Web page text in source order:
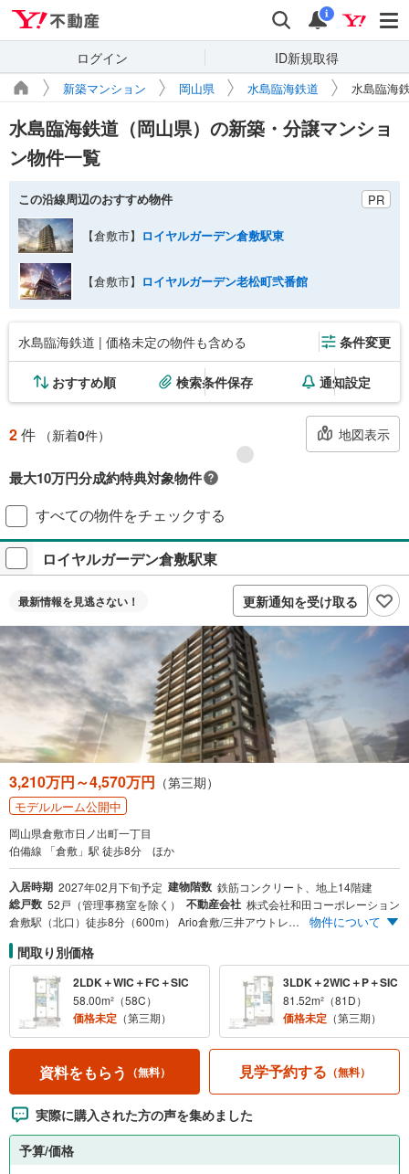
検索 通知
i
ログイン ID新規取得
新築マンション 岡山県 水島臨海鉄道 水島臨海
水島臨海鉄道（岡山県）の新築・分譲マンショ
ン物件一覧
この沿線周辺のおすすめ物件 PR
【倉敷市】 ロイヤルガーデン倉敷駅東
【倉敷市】 ロイヤルガーデン老松町弐番館
水島臨海鉄道 | 価格未定の物件も含める 条件変更
おすすめ順 検索条件保存 通知設定
2件 （新着0件） 地図表示
最大10万円分成約特典対象物件
対象の新築マンションご成約で最大10万円相当のPayPayポイント※もら
える！毎月先着2,000名様（成約報告順）ご成約後に契約書アップロード
＋アンケート回答が必要です。
プレゼントの詳細を見る
すべての物件をチェックする
ロイヤルガーデン倉敷駅東
最新情報を見逃さない！ 更新通知を受け取る
3,210万円～4,570万円 （第三期）
モデルルーム公開中
岡山県倉敷市日ノ出町一丁目
伯備線 「倉敷」駅 徒歩8分 ほか
入居時期 2027年02月下旬予定 建物階数 鉄筋コンクリート、地上14階建
総戸数 52戸（管理事務室を除く） 不動産会社 株式会社和田コーポレーション
倉敷駅（北口）徒歩8分（600m） Ario倉敷/三井アウトレットパーク倉敷 大型商業施設も徒歩10分圏内 市立万寿小学校 徒歩3分（230m） 市立東中学校区 駐車場率100％超 全52戸に対して61台分の駐車スペースを確保 EV充電対応区画あり 暮らしに、未来に優しい ZEH-M Oriented 取得予定
物件について
間取り別価格
2LDK＋WIC＋FC＋SIC
58.00m²（58C）
価格未定 （第三期）
3LDK＋2WIC＋P＋SIC
81.52m²（81D）
価格未定 （第三期）
資料をもらう （無料） 見学予約する （無料）
実際に購入された方の声を集めました
予算/価格